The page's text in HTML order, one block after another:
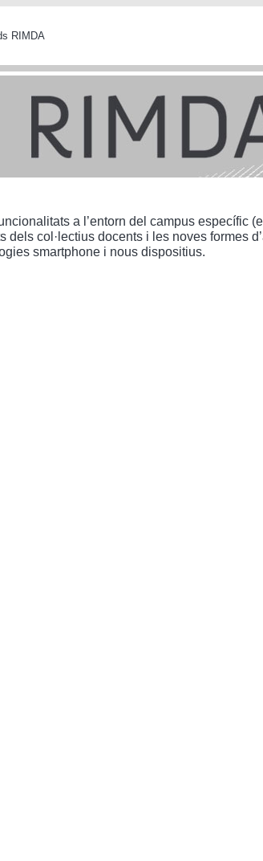
RIMDA
a l’entorn del campus específic
dels col·lectius docents i les noves formes
smartphone i nous dispositius.